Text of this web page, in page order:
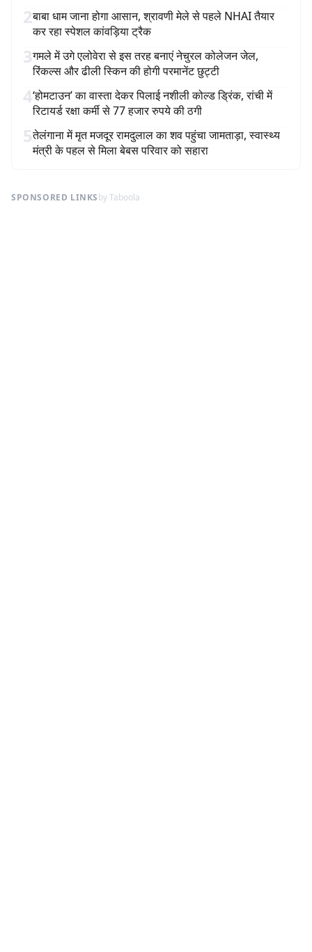
2बाबा धाम जाना होगा आसान, श्रावणी मेले से पहले NHAI तैयार
कर रहा स्पेशल कांवड़िया ट्रैक
3गमले में उगे एलोवेरा से इस तरह बनाएं नेचुरल कोलेजन जेल,
रिंकल्स और ढीली स्किन की होगी परमानेंट छुट्टी
4‘होमटाउन’ का वास्ता देकर पिलाई नशीली कोल्ड ड्रिंक, रांची में
रिटायर्ड रक्षा कर्मी से 77 हजार रुपये की ठगी
5तेलंगाना में मृत मजदूर रामदुलाल का शव पहुंचा जामताड़ा, स्वास्थ्य
मंत्री के पहल से मिला बेबस परिवार को सहारा
SPONSORED LINKSby Taboola